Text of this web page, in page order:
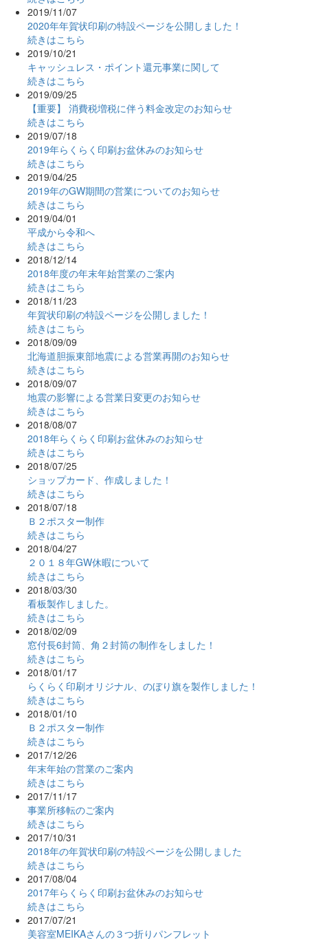
2019/11/07
2020年年賀状印刷の特設ページを公開しました！
続きはこちら
2019/10/21
キャッシュレス・ポイント還元事業に関して
続きはこちら
2019/09/25
【重要】 消費税増税に伴う料金改定のお知らせ
続きはこちら
2019/07/18
2019年らくらく印刷お盆休みのお知らせ
続きはこちら
2019/04/25
2019年のGW期間の営業についてのお知らせ
続きはこちら
2019/04/01
平成から令和へ
続きはこちら
2018/12/14
2018年度の年末年始営業のご案内
続きはこちら
2018/11/23
年賀状印刷の特設ページを公開しました！
続きはこちら
2018/09/09
北海道胆振東部地震による営業再開のお知らせ
続きはこちら
2018/09/07
地震の影響による営業日変更のお知らせ
続きはこちら
2018/08/07
2018年らくらく印刷お盆休みのお知らせ
続きはこちら
2018/07/25
ショップカード、作成しました！
続きはこちら
2018/07/18
Ｂ２ポスター制作
続きはこちら
2018/04/27
２０１８年GW休暇について
続きはこちら
2018/03/30
看板製作しました。
続きはこちら
2018/02/09
窓付長6封筒、角２封筒の制作をしました！
続きはこちら
2018/01/17
らくらく印刷オリジナル、のぼり旗を製作しました！
続きはこちら
2018/01/10
Ｂ２ポスター制作
続きはこちら
2017/12/26
年末年始の営業のご案内
続きはこちら
2017/11/17
事業所移転のご案内
続きはこちら
2017/10/31
2018年の年賀状印刷の特設ページを公開しました
続きはこちら
2017/08/04
2017年らくらく印刷お盆休みのお知らせ
続きはこちら
2017/07/21
美容室MEIKAさんの３つ折りパンフレット